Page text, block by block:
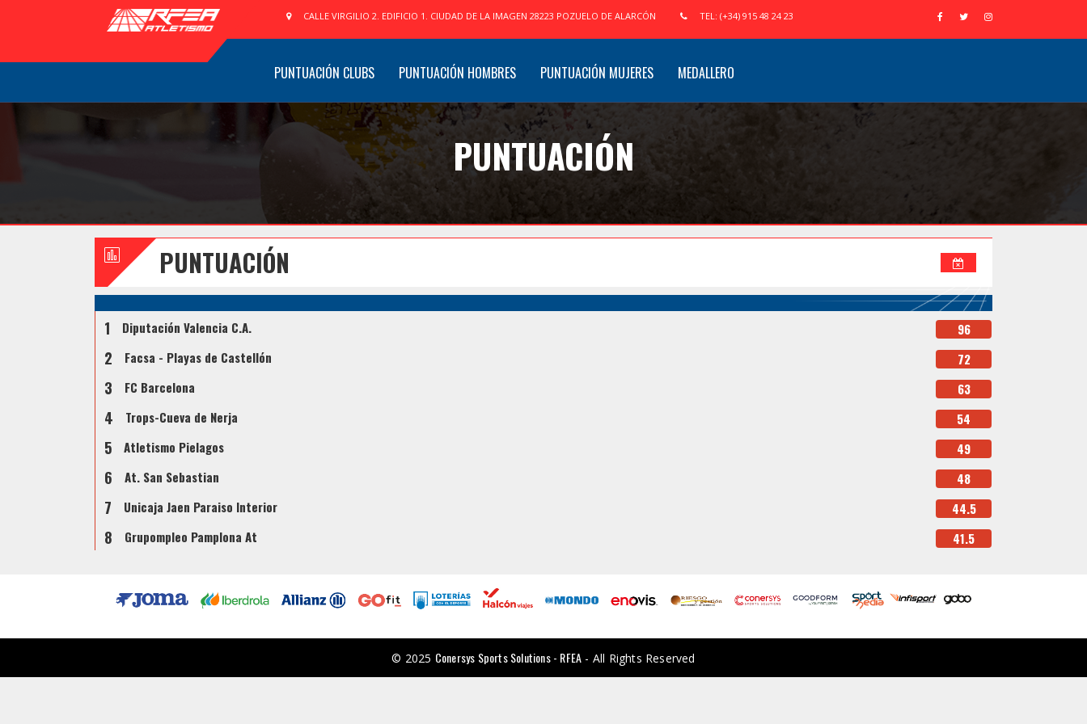
CALLE VIRGILIO 2. EDIFICIO 1. CIUDAD DE LA IMAGEN 28223 POZUELO DE ALARCÓN TEL: (+34) 915 48 24 23
PUNTUACIÓN CLUBS PUNTUACIÓN HOMBRES PUNTUACIÓN MUJERES MEDALLERO
PUNTUACIÓN
PUNTUACIÓN
1 Diputación Valencia C.A. 96
2 Facsa - Playas de Castellón 72
3 FC Barcelona 63
4 Trops-Cueva de Nerja 54
5 Atletismo Pielagos 49
6 At. San Sebastian 48
7 Unicaja Jaen Paraiso Interior 44.5
8 Grupompleo Pamplona At 41.5
© 2025 Conersys Sports Solutions - RFEA - All Rights Reserved